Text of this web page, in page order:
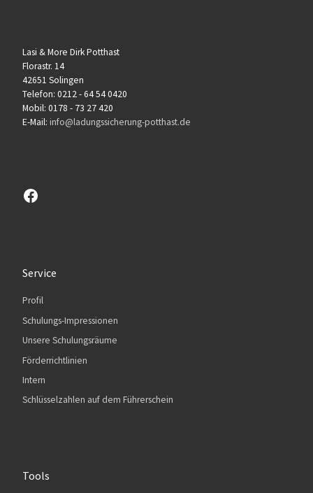
Lasi & More Dirk Potthast
Florastr. 14
42651 Solingen
Telefon: 0212 - 64 54 0420
Mobil: 0178 - 73 27 420
E-Mail: info@ladungssicherung-potthast.de
Besuchen sie unsere Facebook-Seite
Service
Profil
Schulungs-Impressionen
Unsere Schulungsräume
Förderrichtlinien
Intern
Schlüsselzahlen auf dem Führerschein
Tools